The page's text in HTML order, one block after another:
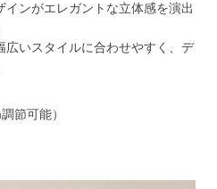
ンがエレガントな立体感を演出
広いスタイルに合わせやすく、デ
節可能）